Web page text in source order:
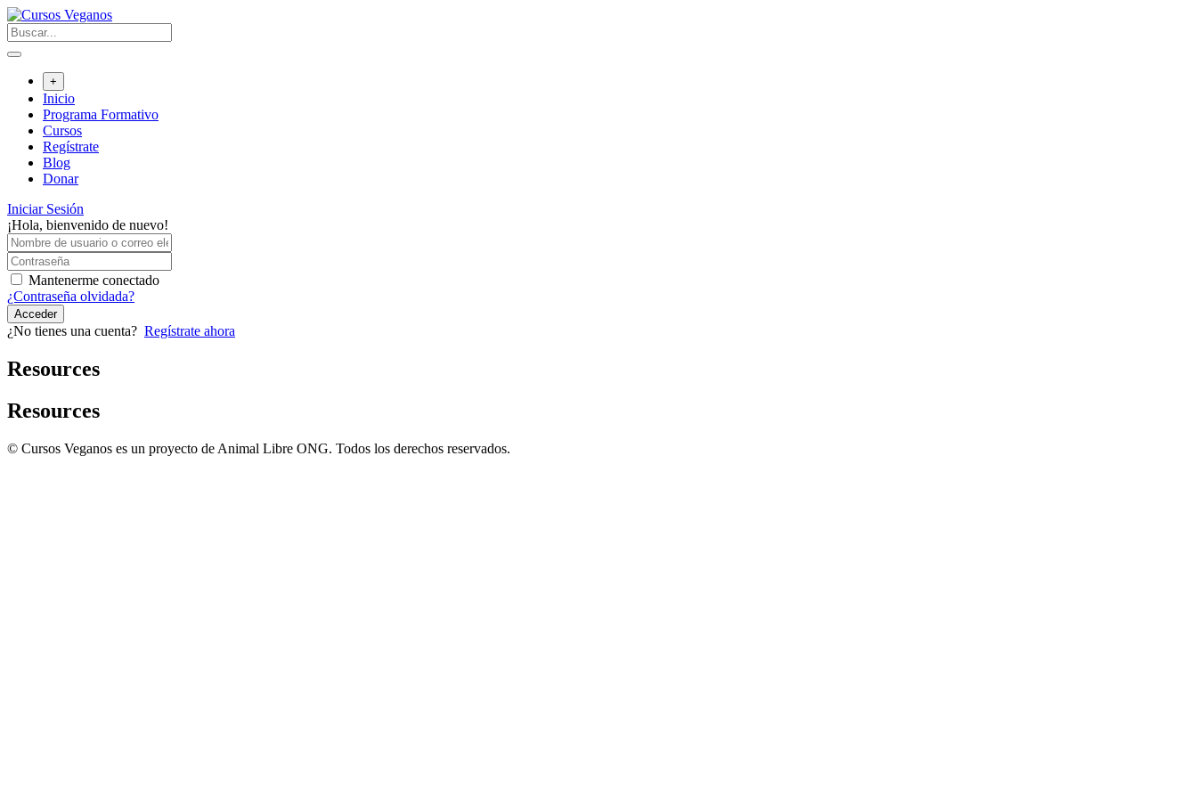
Saltar
al
contenido
+
Inicio
Programa Formativo
Cursos
Regístrate
Blog
Donar
Iniciar Sesión
¡Hola, bienvenido de nuevo!
Mantenerme conectado
¿Contraseña olvidada?
Acceder
¿No tienes una cuenta? Regístrate ahora
Resources
Resources
© Cursos Veganos es un proyecto de Animal Libre ONG. Todos los derechos reservados.